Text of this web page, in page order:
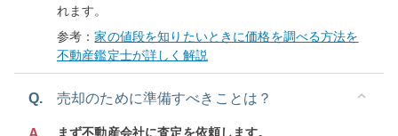
れます。
参考：家の値段を知りたいときに価格を調べる方法を
不動産鑑定士が詳しく解説
Q. 売却のために準備すべきことは？
まず不動産会社に査定を依頼します。